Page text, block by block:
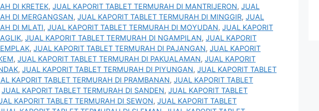
DI KRETEK, JUAL KAPORIT TABLET TERMURAH DI MANTRIJERON, JUAL
DI MERGANGSAN, JUAL KAPORIT TABLET TERMURAH DI MINGGIR, JUAL
DI MLATI, JUAL KAPORIT TABLET TERMURAH DI MOYUDAN, JUAL KAPORIT
, JUAL KAPORIT TABLET TERMURAH DI NGAMPILAN, JUAL KAPORIT
, JUAL KAPORIT TABLET TERMURAH DI PAJANGAN, JUAL KAPORIT
, JUAL KAPORIT TABLET TERMURAH DI PAKUALAMAN, JUAL KAPORIT
, JUAL KAPORIT TABLET TERMURAH DI PIYUNGAN, JUAL KAPORIT TABLET
KAPORIT TABLET TERMURAH DI PRAMBANAN, JUAL KAPORIT TABLET
JUAL KAPORIT TABLET TERMURAH DI SANDEN, JUAL KAPORIT TABLET
KAPORIT TABLET TERMURAH DI SEWON, JUAL KAPORIT TABLET